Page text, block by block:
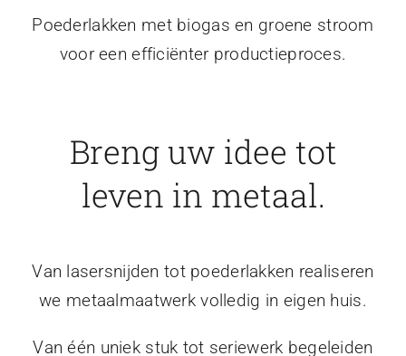
Poederlakken met biogas en groene stroom
voor een efficiënter productieproces.
Breng uw idee tot
leven in metaal.
Van lasersnijden tot poederlakken realiseren
we metaalmaatwerk volledig in eigen huis.
Van één uniek stuk tot seriewerk begeleiden